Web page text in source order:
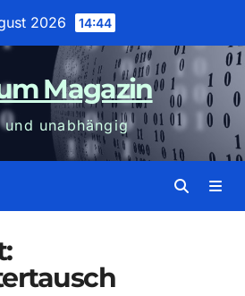
2026 14:44
Magazin
unabhängig